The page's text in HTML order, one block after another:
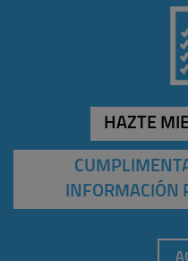
HAZTE
INFORMACIÓN